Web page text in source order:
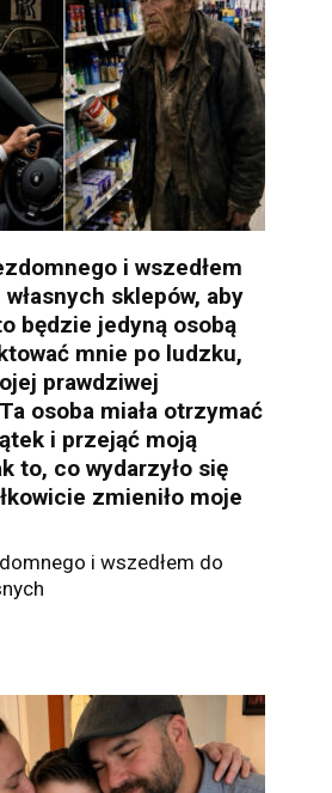
i wszedłem
sklepów, aby
będzie jedyną osobą
mnie po ludzku,
prawdziwej
osoba miała otrzymać
i przejąć moją
to, co wydarzyło się
zmieniło moje
i wszedłem do